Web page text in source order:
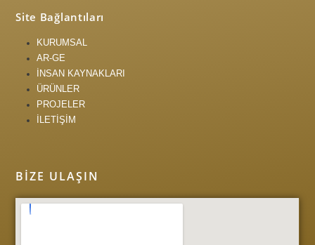
Site Bağlantıları
KURUMSAL
AR-GE
İNSAN KAYNAKLARI
ÜRÜNLER
PROJELER
İLETİŞİM
BIZE ULAŞIN